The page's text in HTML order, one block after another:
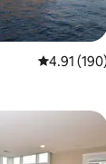
평점 4.91
4.91